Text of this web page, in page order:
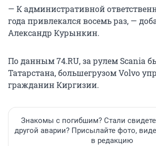
— К административной
года привлекался восемь раз, —
Александр Курынкин.
По данным 74.RU, за рулем Scania
Татарстана, большегрузом Volvo
гражданин Киргизии.
Знакомы с погибшим? Стали
другой аварии? Присылайте фото,
в редакцию